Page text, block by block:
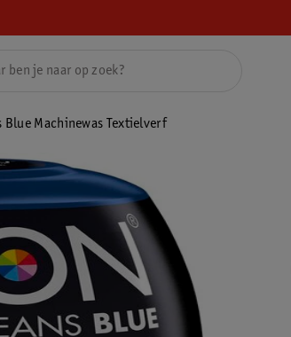
Blue Machinewas Textielverf